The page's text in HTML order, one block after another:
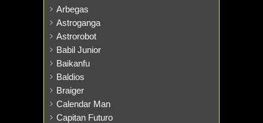
Arbegas
Astroganga
Astrorobot
Babil Junior
Baikanfu
Baldios
Braiger
Calendar Man
Capitan Futuro